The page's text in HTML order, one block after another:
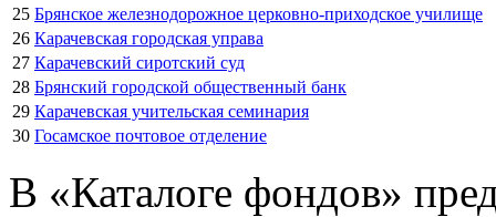
25 Брянское железнодорожное церковно-приходское училище
26 Карачевская городская управа
27 Карачевский сиротский суд
28 Брянский городской общественный банк
29 Карачевская учительская семинария
30 Госамское почтовое отделение
В «Каталоге фондов»